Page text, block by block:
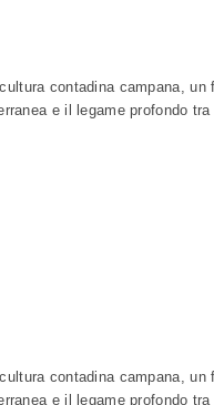
contadina campana,
e il legame profondo tra
contadina campana,
e il legame profondo tra